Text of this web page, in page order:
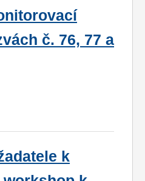
č. 76, 77 a
k